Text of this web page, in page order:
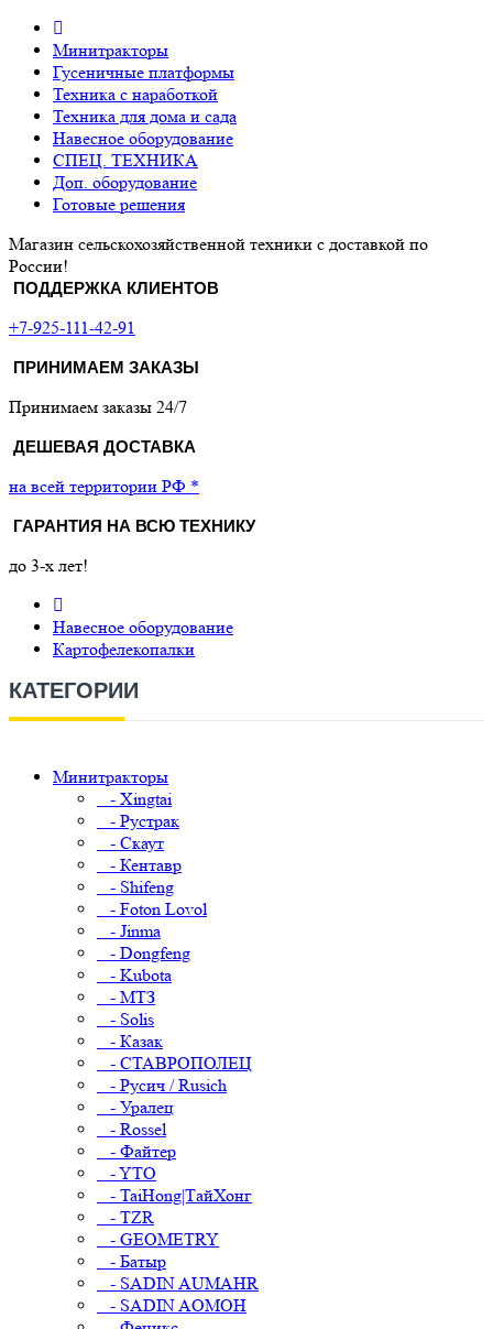
Минитракторы
Гусеничные платформы
Техника с наработкой
Техника для дома и сада
Навесное оборудование
СПЕЦ. ТЕХНИКА
Доп. оборудование
Готовые решения
Магазин сельскохозяйственной техники с доставкой по
России!
ПОДДЕРЖКА КЛИЕНТОВ
+7-925-111-42-91
ПРИНИМАЕМ ЗАКАЗЫ
Принимаем заказы 24/7
ДЕШЕВАЯ ДОСТАВКА
на всей территории РФ *
ГАРАНТИЯ НА ВСЮ ТЕХНИКУ
до 3-х лет!
Навесное оборудование
Картофелекопалки
КАТЕГОРИИ
Минитракторы
- Xingtai
- Рустрак
- Скаут
- Кентавр
- Shifeng
- Foton Lovol
- Jinma
- Dongfeng
- Kubota
- МТЗ
- Solis
- Казак
- СТАВРОПОЛЕЦ
- Русич / Rusich
- Уралец
- Rossel
- Файтер
- YTO
- TaiHong|ТайХонг
- TZR
- GEOMETRY
- Батыр
- SADIN AUMAHR
- SADIN AOMOH